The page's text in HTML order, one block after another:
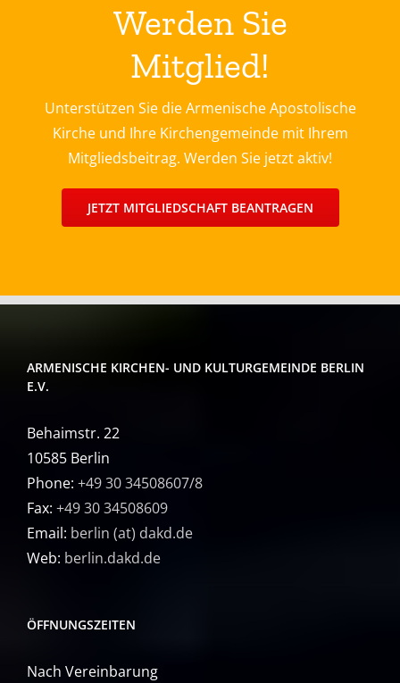
Werden Sie
Mitglied!
Unterstützen Sie die Armenische Apostolische
Kirche und Ihre Kirchengemeinde mit Ihrem
Mitgliedsbeitrag. Werden Sie jetzt aktiv!
JETZT MITGLIEDSCHAFT BEANTRAGEN
ARMENISCHE KIRCHEN- UND KULTURGEMEINDE BERLIN
E.V.
Behaimstr. 22
10585 Berlin
Phone: +49 30 34508607/8
Fax: +49 30 34508609
Email: berlin (at) dakd.de
Web: berlin.dakd.de
ÖFFNUNGSZEITEN
Nach Vereinbarung